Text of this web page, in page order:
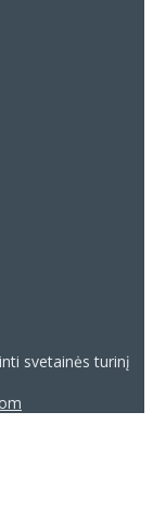
svetainės turinį